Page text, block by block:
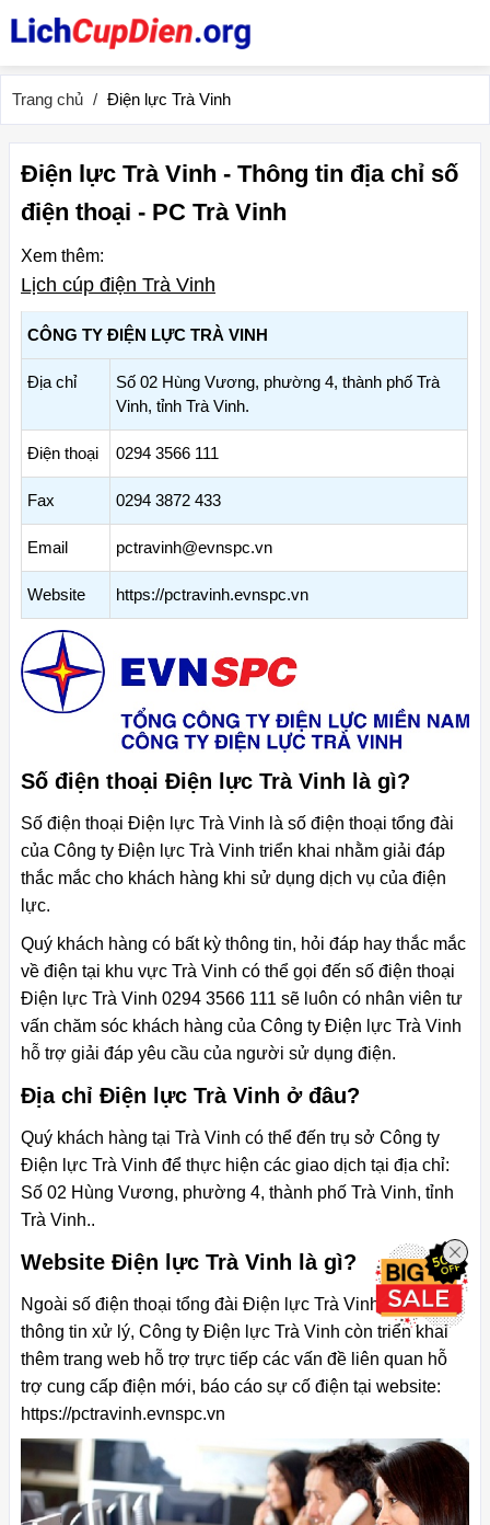
Trang chủ Điện lực Trà Vinh
Điện lực Trà Vinh - Thông tin địa chỉ số
điện thoại - PC Trà Vinh
Xem thêm:
Lịch cúp điện Trà Vinh
CÔNG TY ĐIỆN LỰC TRÀ VINH
Địa chỉ
Số 02 Hùng Vương, phường 4, thành phố Trà
Vinh, tỉnh Trà Vinh.
Điện thoại 0294 3566 111
Fax 0294 3872 433
Email pctravinh@evnspc.vn
Website https://pctravinh.evnspc.vn
Số điện thoại Điện lực Trà Vinh là gì?
Số điện thoại Điện lực Trà Vinh là số điện thoại tổng đài
của Công ty Điện lực Trà Vinh triển khai nhằm giải đáp
thắc mắc cho khách hàng khi sử dụng dịch vụ của điện
lực.
Quý khách hàng có bất kỳ thông tin, hỏi đáp hay thắc mắc
về điện tại khu vực Trà Vinh có thể gọi đến số điện thoại
Điện lực Trà Vinh 0294 3566 111 sẽ luôn có nhân viên tư
vấn chăm sóc khách hàng của Công ty Điện lực Trà Vinh
hỗ trợ giải đáp yêu cầu của người sử dụng điện.
Địa chỉ Điện lực Trà Vinh ở đâu?
Quý khách hàng tại Trà Vinh có thể đến trụ sở Công ty
Điện lực Trà Vinh để thực hiện các giao dịch tại địa chỉ:
Số 02 Hùng Vương, phường 4, thành phố Trà Vinh, tỉnh
Trà Vinh..
Website Điện lực Trà Vinh là gì?
Ngoài số điện thoại tổng đài Điện lực Trà Vinh tiếp nhận
thông tin xử lý, Công ty Điện lực Trà Vinh còn triển khai
thêm trang web hỗ trợ trực tiếp các vấn đề liên quan hỗ
trợ cung cấp điện mới, báo cáo sự cố điện tại website:
https://pctravinh.evnspc.vn